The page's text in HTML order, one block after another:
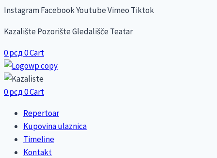
Skip
content
InstagramFacebookYoutubeVimeo Tiktok
Kazalište Pozorište Gledališče Teatar
0рсд0Cart
0рсд0Cart
Repertoar
Kupovina ulaznica
Timeline
Kontakt